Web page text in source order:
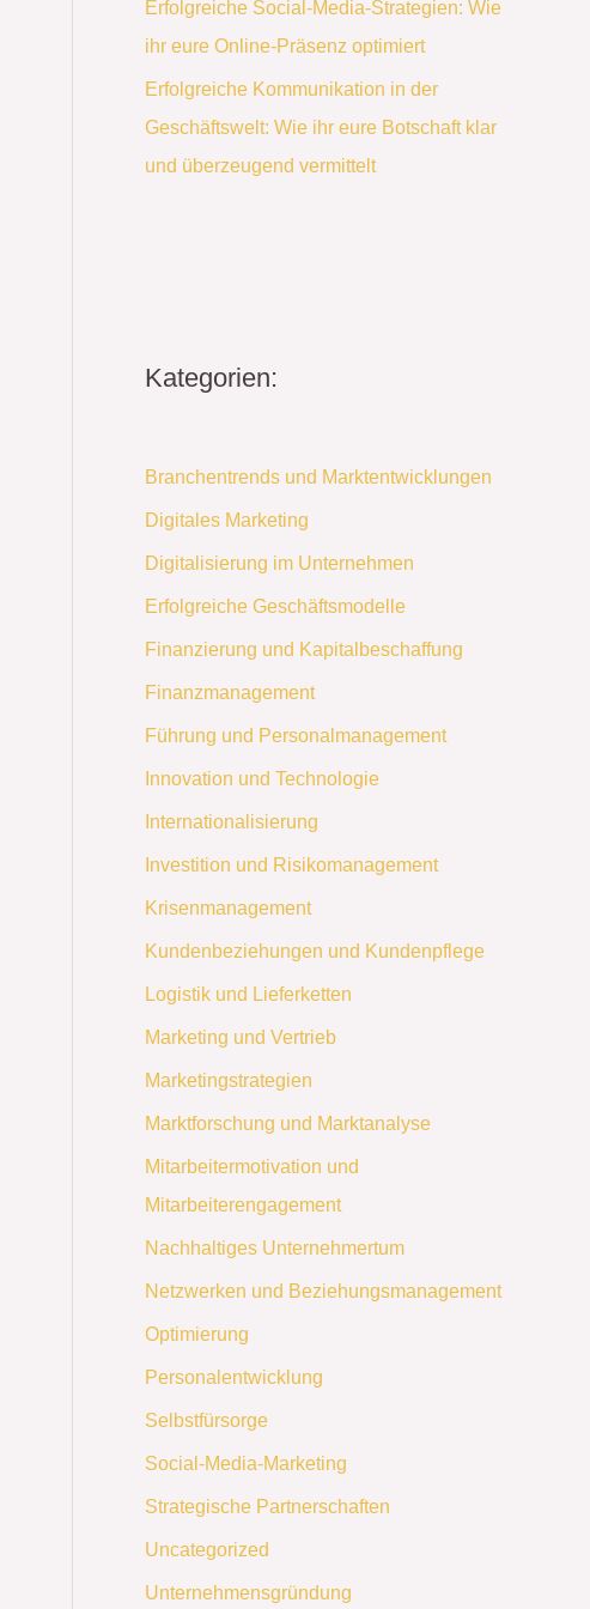
Erfolgreiche Social-Media-Strategien: Wie
ihr eure Online-Präsenz optimiert
Erfolgreiche Kommunikation in der
Geschäftswelt: Wie ihr eure Botschaft klar
und überzeugend vermittelt
Kategorien:
Branchentrends und Marktentwicklungen
Digitales Marketing
Digitalisierung im Unternehmen
Erfolgreiche Geschäftsmodelle
Finanzierung und Kapitalbeschaffung
Finanzmanagement
Führung und Personalmanagement
Innovation und Technologie
Internationalisierung
Investition und Risikomanagement
Krisenmanagement
Kundenbeziehungen und Kundenpflege
Logistik und Lieferketten
Marketing und Vertrieb
Marketingstrategien
Marktforschung und Marktanalyse
Mitarbeitermotivation und
Mitarbeiterengagement
Nachhaltiges Unternehmertum
Netzwerken und Beziehungsmanagement
Optimierung
Personalentwicklung
Selbstfürsorge
Social-Media-Marketing
Strategische Partnerschaften
Uncategorized
Unternehmensgründung